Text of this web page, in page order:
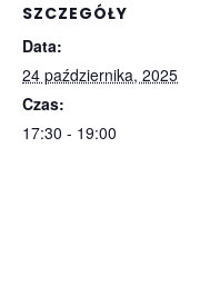
SZCZEGÓŁY
Data:
24 października, 2025
Czas:
17:30 - 19:00